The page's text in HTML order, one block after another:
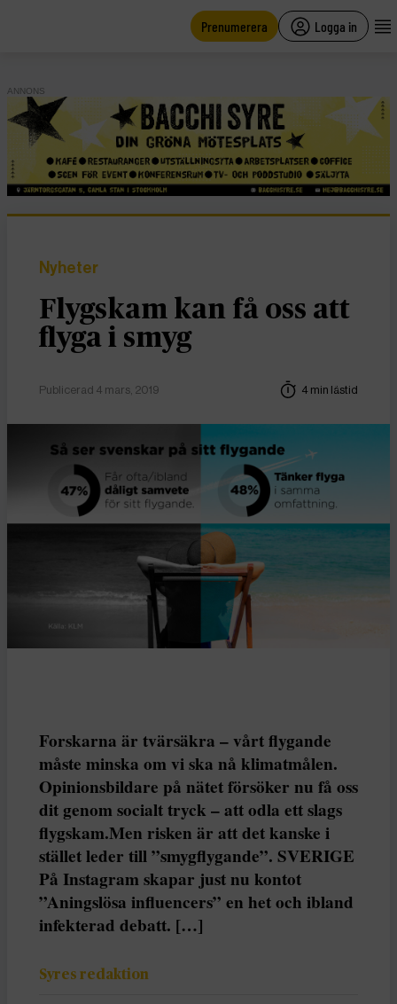
Prenumerera Logga in
ANNONS
Nyheter
Flygskam kan få oss att
flyga i smyg
Publicerad 4 mars, 2019 4 min lästid
Forskarna är tvärsäkra – vårt flygande
måste minska om vi ska nå klimatmålen.
Opinionsbildare på nätet försöker nu få oss
dit genom socialt tryck – att odla ett slags
flygskam.Men risken är att det kanske i
stället leder till ”smygflygande”. SVERIGE
På Instagram skapar just nu kontot
”Aningslösa influencers” en het och ibland
infekterad debatt. […]
Syres redaktion